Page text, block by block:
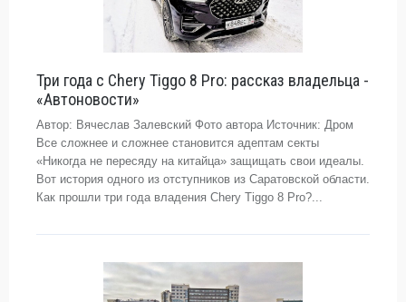
Три года с Chery Tiggo 8 Pro: рассказ владельца -
«Автоновости»
Автор: Вячеслав Залевский Фото автора Источник: Дром
Все сложнее и сложнее становится адептам секты
«Никогда не пересяду на китайца» защищать свои идеалы.
Вот история одного из отступников из Саратовской области.
Как прошли три года владения Chery Tiggo 8 Pro?...